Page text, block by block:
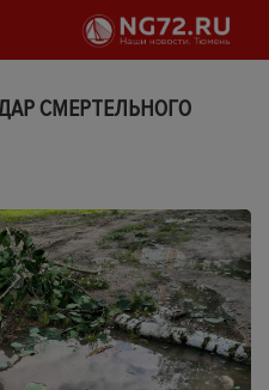
СМЕРТЕЛЬНОГО